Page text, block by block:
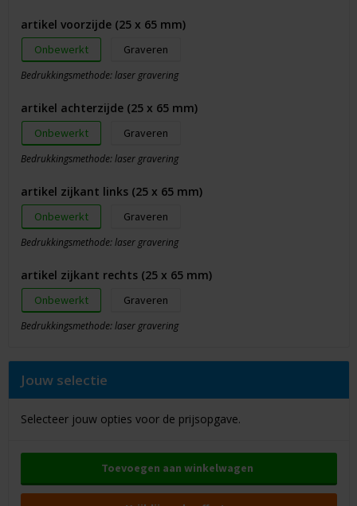
artikel voorzijde (25 x 65 mm)
Onbewerkt Graveren
Bedrukkingsmethode: laser gravering
artikel achterzijde (25 x 65 mm)
Onbewerkt Graveren
Bedrukkingsmethode: laser gravering
artikel zijkant links (25 x 65 mm)
Onbewerkt Graveren
Bedrukkingsmethode: laser gravering
artikel zijkant rechts (25 x 65 mm)
Onbewerkt Graveren
Bedrukkingsmethode: laser gravering
Jouw selectie
Selecteer jouw opties voor de prijsopgave.
Toevoegen aan winkelwagen